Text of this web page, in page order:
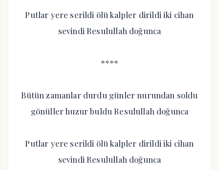
Putlar yere serildi ölü kalpler dirildi iki cihan
sevindi Resulullah doğunca
****
Bütün zamanlar durdu günler nurundan soldu
gönüller huzur buldu Resulullah doğunca
Putlar yere serildi ölü kalpler dirildi iki cihan
sevindi Resulullah doğunca